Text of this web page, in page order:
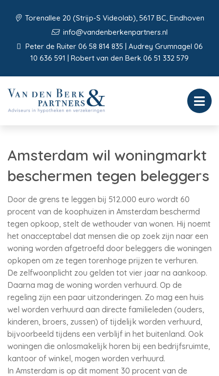
Torenallee 20 (Strijp-S Videolab), 5617 BC, Eindhoven
info@vandenberkenpartners.nl
Peter de Ruiter 06 58 814 835 | Audrey Grumnagel 06
10 636 591 | Robert van den Berk 06 51 332 579
Amsterdam wil woningmarkt
beschermen tegen beleggers
Door de grens te leggen bij 512.000 euro wordt 60
procent van de koophuizen in Amsterdam beschermd
tegen opkoop, stelt de wethouder van wonen. Hij noemt
het onacceptabel dat mensen die op zoek zijn naar een
woning worden afgetroefd door beleggers die woningen
opkopen om ze tegen torenhoge prijzen te verhuren.
De zelfwoonplicht zou gelden tot vier jaar na aankoop.
Daarna mag de woning worden verhuurd. Op de
regeling zijn een paar uitzonderingen. Zo mag een huis
wel worden verhuurd aan directe familieleden (ouders,
kinderen, broers, zussen) of tijdelijk worden verhuurd,
bijvoorbeeld tijdens een verblijf in het buitenland. Ook
woningen die onlosmakelijk horen bij een bedrijfsruimte,
kantoor of winkel, mogen worden verhuurd.
In Amsterdam is op dit moment 30 procent van de